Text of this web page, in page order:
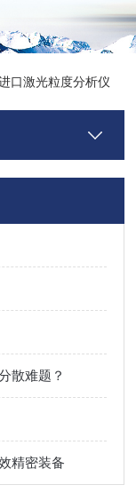
口激光粒度分析仪
散难题？
精密装备